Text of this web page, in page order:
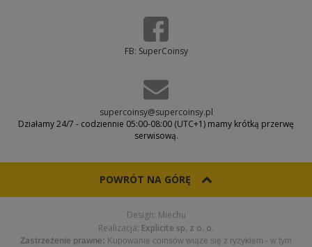
FB: SuperCoinsy
supercoinsy@supercoinsy.pl
Działamy 24/7 - codziennie 05:00-08:00 (UTC+1) mamy krótką przerwę
serwisową.
POWRÓT NA GÓRĘ
Design: Miechu
Realizacja: Explicite sp. z o. o.
Zastrzeżenie prawne: Kupowanie coinsów wiąże się z ryzykiem - w tym